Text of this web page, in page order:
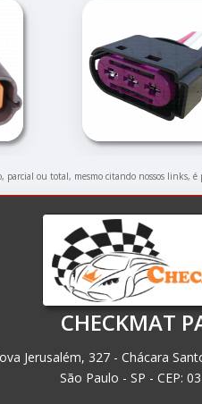
parcial ou total, mesmo citando nossos links,
CHECKMAT
Jerusalém, 327 - Chácara
São Paulo - SP - CEP: